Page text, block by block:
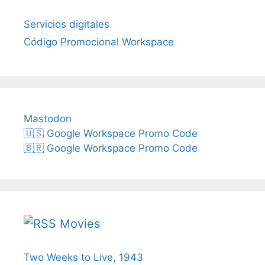
Servicios digitales
Código Promocional Workspace
Mastodon
🇺🇸 Google Workspace Promo Code
🇧🇷 Google Workspace Promo Code
Movies
Two Weeks to Live, 1943